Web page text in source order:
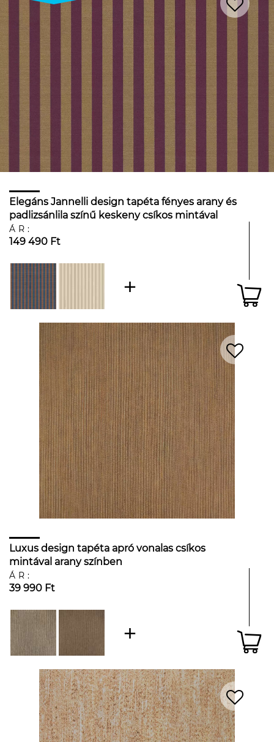
Elegáns Jannelli design tapéta fényes arany és
padlizsánlila színű keskeny csíkos mintával
ÁR:
149 490 Ft
Luxus design tapéta apró vonalas csíkos
mintával arany színben
ÁR:
39 990 Ft